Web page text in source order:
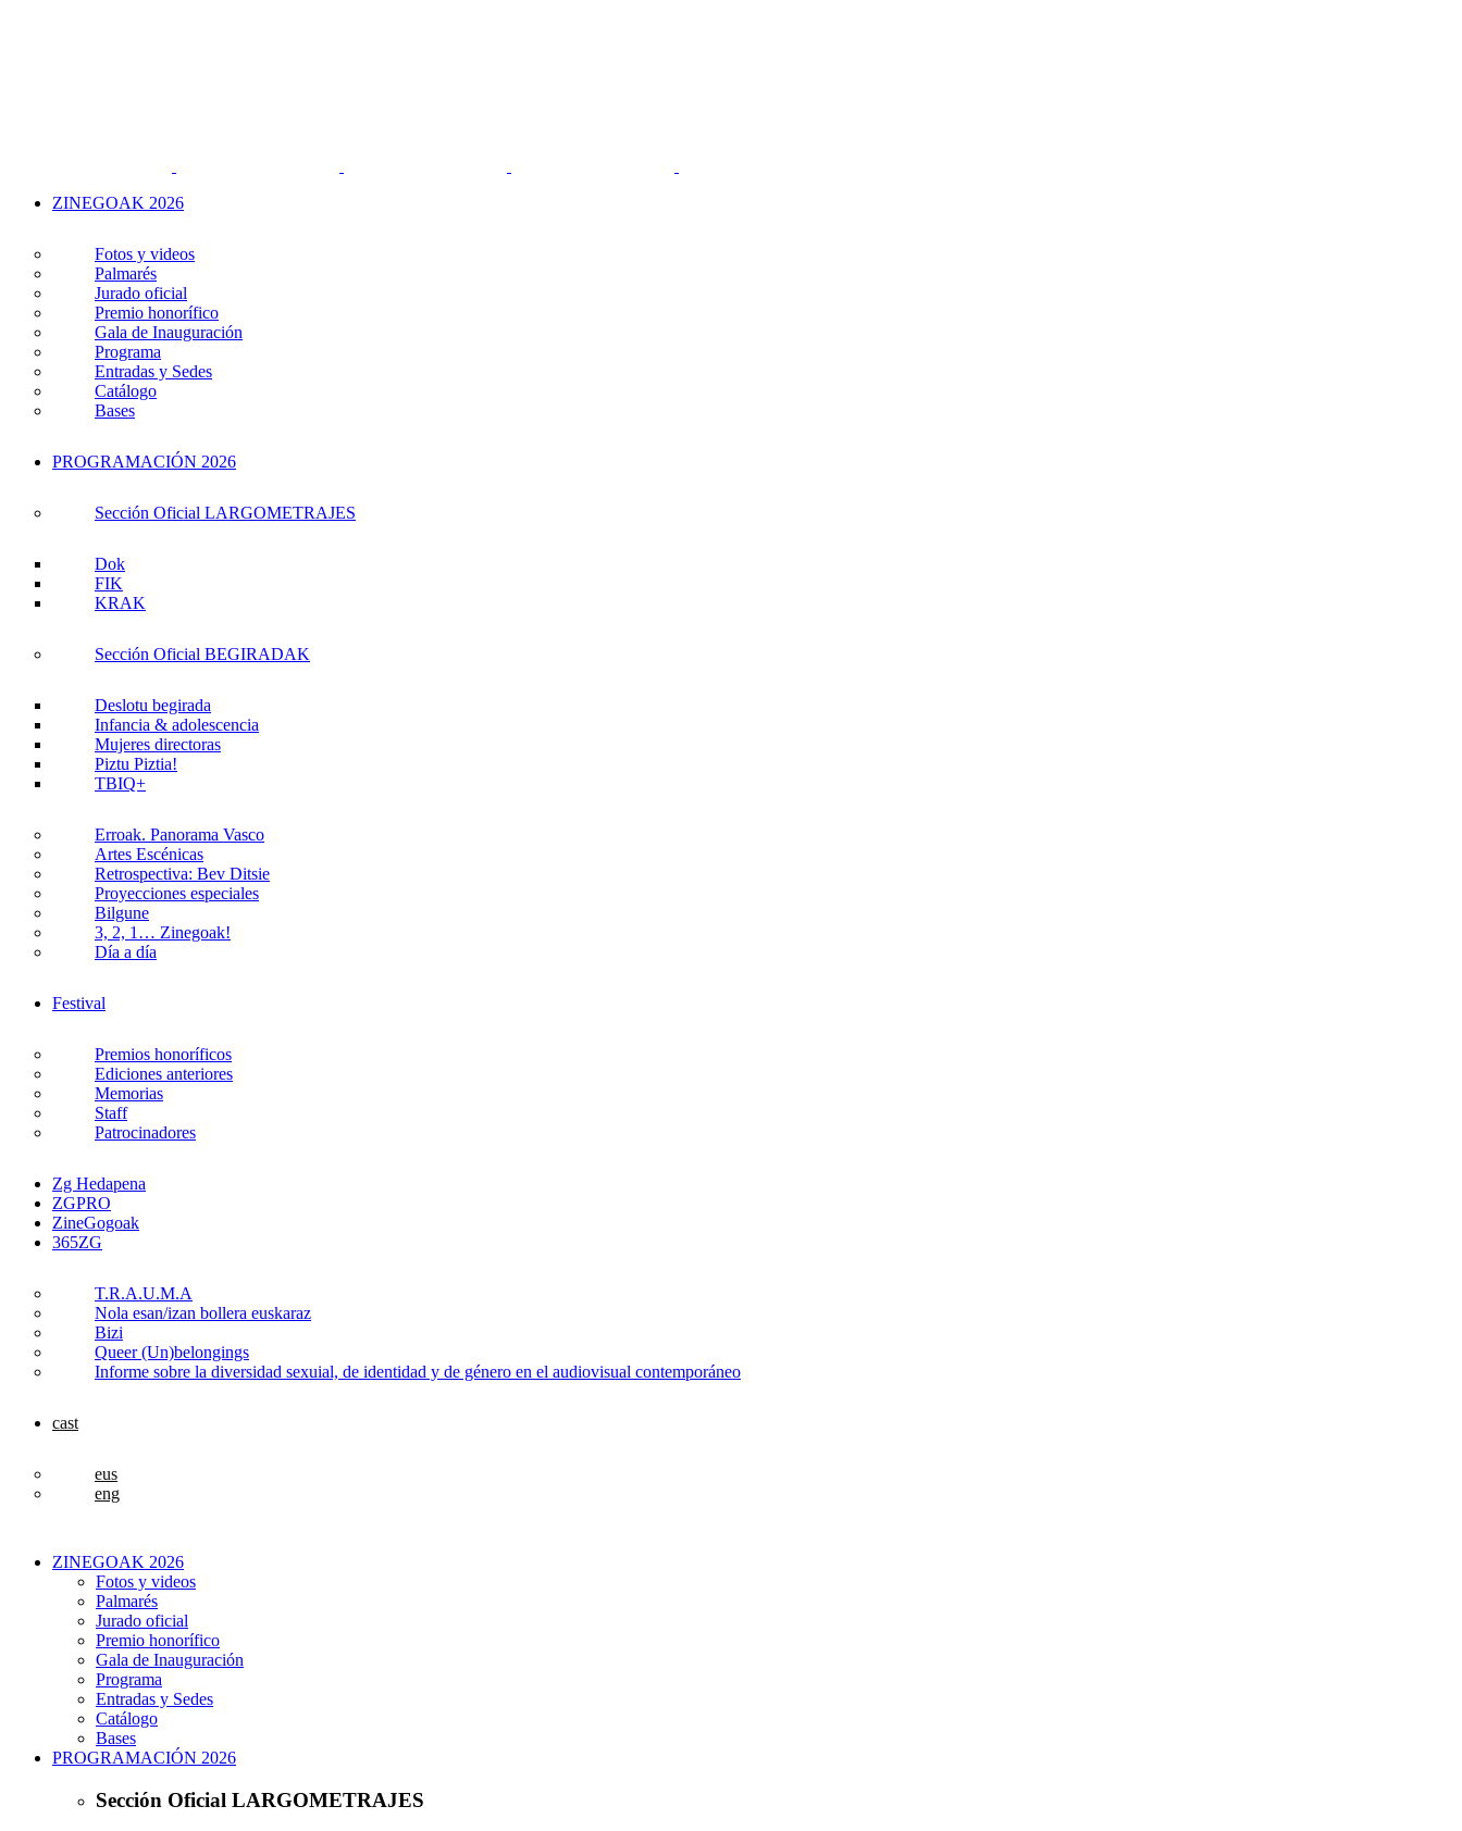
ZINEGOAK 2026
Fotos y videos
Palmarés
Jurado oficial
Premio honorífico
Gala de Inauguración
Programa
Entradas y Sedes
Catálogo
Bases
PROGRAMACIÓN 2026
Sección Oficial LARGOMETRAJES
Dok
FIK
KRAK
Sección Oficial BEGIRADAK
Deslotu begirada
Infancia & adolescencia
Mujeres directoras
Piztu Piztia!
TBIQ+
Erroak. Panorama Vasco
Artes Escénicas
Retrospectiva: Bev Ditsie
Proyecciones especiales
Bilgune
3, 2, 1… Zinegoak!
Día a día
Festival
Premios honoríficos
Ediciones anteriores
Memorias
Staff
Patrocinadores
Zg Hedapena
ZGPRO
ZineGogoak
365ZG
T.R.A.U.M.A
Nola esan/izan bollera euskaraz
Bizi
Queer (Un)belongings
Informe sobre la diversidad sexuial, de identidad y de género en el audiovisual contemporáneo
cast
eus
eng
ZINEGOAK 2026
Fotos y videos
Palmarés
Jurado oficial
Premio honorífico
Gala de Inauguración
Programa
Entradas y Sedes
Catálogo
Bases
PROGRAMACIÓN 2026
Sección Oficial LARGOMETRAJES